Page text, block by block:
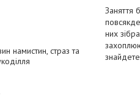
намистин, страз та
Заняття
них